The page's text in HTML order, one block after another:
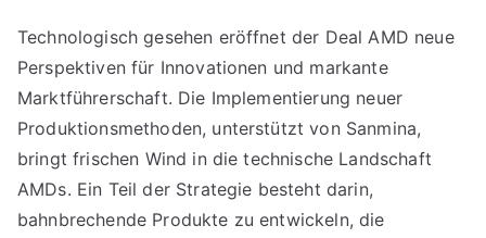
Technologisch gesehen eröffnet der Deal AMD neue
Perspektiven für Innovationen und markante
Marktführerschaft. Die Implementierung neuer
Produktionsmethoden, unterstützt von Sanmina,
bringt frischen Wind in die technische Landschaft
AMDs. Ein Teil der Strategie besteht darin,
bahnbrechende Produkte zu entwickeln, die